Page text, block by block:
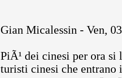
Gian Micalessin - Ven,
PiÃ¹ dei cinesi per ora
turisti cinesi che